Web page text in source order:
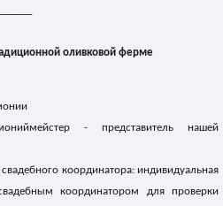
оливковой ферме
- представитель нашей
координатора: индивидуальная
координатором для проверки